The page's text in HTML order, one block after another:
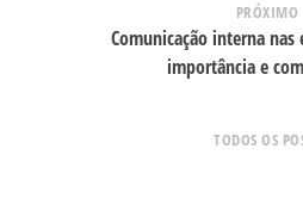
PRÓXIMO
Comunicação interna nas
importância e
TODOS OS